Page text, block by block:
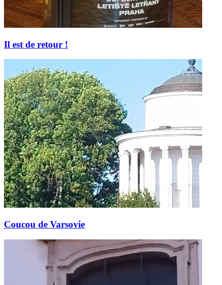
Il est de retour !
Coucou de Varsovie